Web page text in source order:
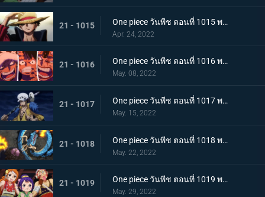
21 - 1015 One piece วันพีช ตอนที่ 1015 พากย์ไทย ลูฟี่หมวกฟาง ชายผู้ที่จะเป็นราชาโจรสลัด
Apr. 24, 2022
21 - 1016 One piece วันพีช ตอนที่ 1016 พากย์ไทย ศึกสัตว์ประหลาด! สามกัปตันต่างถือทิฐิ
May. 08, 2022
21 - 1017 One piece วันพีช ตอนที่ 1017 พากย์ไทย ออกท่าใหญ่ต่อเนื่อง! รุ่นที่เลวร้ายที่สุดโจมตีระห่ำ
May. 15, 2022
21 - 1018 One piece วันพีช ตอนที่ 1018 พากย์ไทย ไคโดหัวเราะ! สี่จักรพรรดิปะทะยุคสมัยใหม่
May. 22, 2022
21 - 1019 One piece วันพีช ตอนที่ 1019 พากย์ไทย แผนลับของโอทามะ! สุดยอดแผนการคิบิดังโกะ
May. 29, 2022